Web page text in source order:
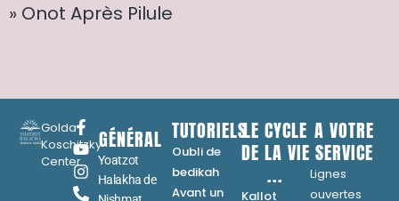
» Onot Après Pilule
Golda
Koschitzky
Center
GÉNÉRAL
Yoatzot
Halakha de
TUTORIELS
Oubli de
bedikah
Avant un
LE CYCLE
DE LA VIE
...
Kallot
A VOTRE
SERVICE
Lignes
ouvertes